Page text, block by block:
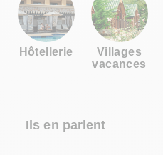
Hôtellerie
Villages
vacances
Ils en parlent